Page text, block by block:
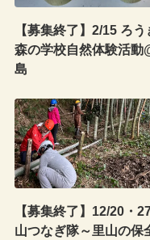
【募集終了】2/15 ろう
森の学校自然体験活動
島
【募集終了】12/20・
山つなぎ隊～里山の保